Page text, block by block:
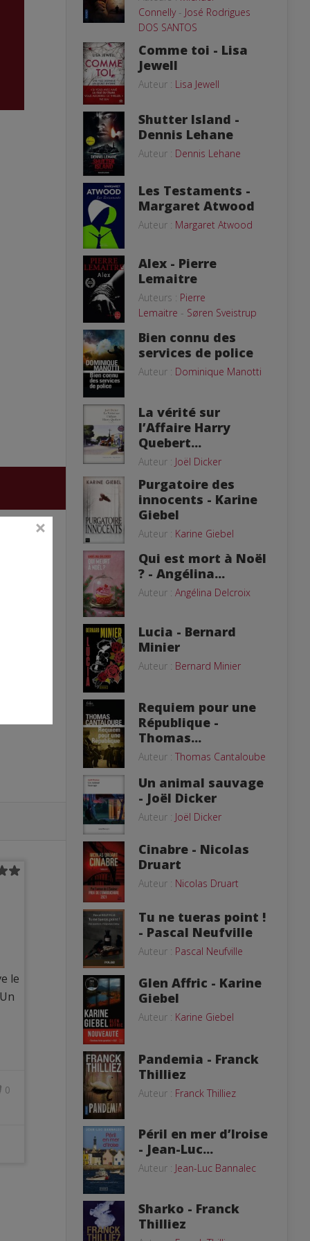
le
0
Connelly- José Rodrigues
DOS SANTOS
Comme toi - Lisa
Jewell
Auteur : Lisa Jewell
Shutter Island -
Dennis Lehane
Auteur : Dennis Lehane
Les Testaments -
Margaret Atwood
Auteur : Margaret Atwood
Alex - Pierre
Lemaitre
Auteurs : Pierre
Lemaitre - Søren Sveistrup
Bien connu des
services de police
Auteur : Dominique Manotti
La vérité sur
l’Affaire Harry
Quebert...
Auteur : Joël Dicker
Purgatoire des
innocents - Karine
Giebel
Auteur : Karine Giebel
Qui est mort à Noël
? - Angélina...
Auteur : Angélina Delcroix
Lucia - Bernard
Minier
Auteur : Bernard Minier
Requiem pour une
République -
Thomas...
Auteur : Thomas Cantaloube
Un animal sauvage
- Joël Dicker
Auteur : Joël Dicker
Cinabre - Nicolas
Druart
Auteur : Nicolas Druart
Tu ne tueras point !
- Pascal Neufville
Auteur : Pascal Neufville
Glen Affric - Karine
Giebel
Auteur : Karine Giebel
Pandemia - Franck
Thilliez
Auteur : Franck Thilliez
Péril en mer d’Iroise
- Jean-Luc...
Auteur : Jean-Luc Bannalec
Sharko - Franck
Thilliez